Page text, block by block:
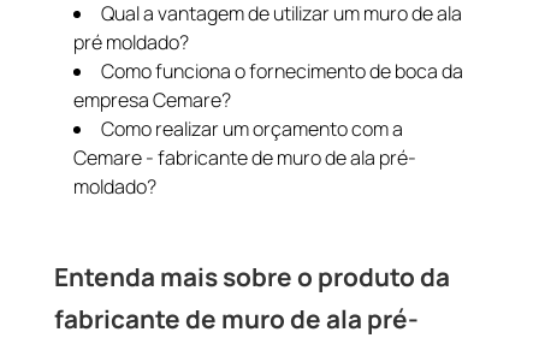
Qual a vantagem de utilizar um muro de ala
pré moldado?
Como funciona o fornecimento de boca da
empresa Cemare?
Como realizar um orçamento com a
Cemare - fabricante de muro de ala pré-
moldado?
Entenda mais sobre o produto da
fabricante de muro de ala pré-